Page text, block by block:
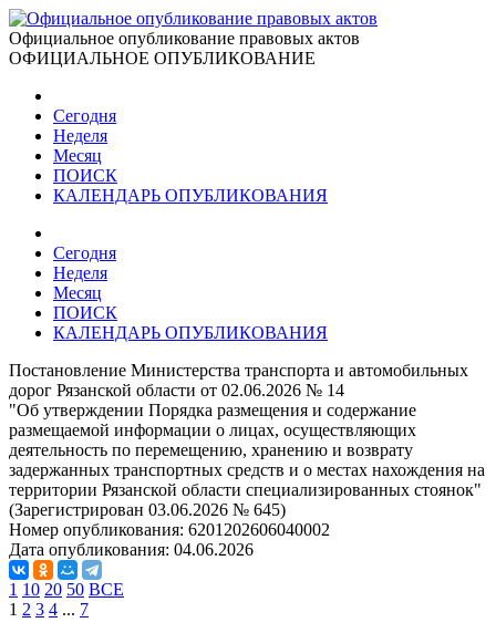
Официальное опубликование правовых актов
ОФИЦИАЛЬНОЕ ОПУБЛИКОВАНИЕ
Сегодня
Неделя
Месяц
ПОИСК
КАЛЕНДАРЬ ОПУБЛИКОВАНИЯ
Сегодня
Неделя
Месяц
ПОИСК
КАЛЕНДАРЬ ОПУБЛИКОВАНИЯ
Постановление Министерства транспорта и автомобильных
дорог Рязанской области от 02.06.2026 № 14
"Об утверждении Порядка размещения и содержание
размещаемой информации о лицах, осуществляющих
деятельность по перемещению, хранению и возврату
задержанных транспортных средств и о местах нахождения на
территории Рязанской области специализированных стоянок"
(Зарегистрирован 03.06.2026 № 645)
Номер опубликования: 6201202606040002
Дата опубликования: 04.06.2026
1 10 20 50 ВСЕ
1 2 3 4 ... 7